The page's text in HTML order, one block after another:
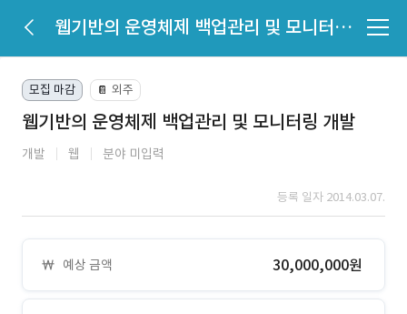
웹기반의 운영체제 백업관리 및 모니터링 개발
모집 마감 📔 외주
웹기반의 운영체제 백업관리 및 모니터링 개발
개발 웹 분야 미입력
등록 일자 2014.03.07.
예상 금액 30,000,000원